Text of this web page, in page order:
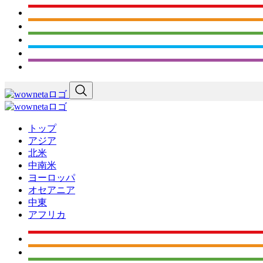
トップ
アジア
北米
中南米
ヨーロッパ
オセアニア
中東
アフリカ